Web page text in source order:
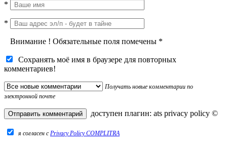
*
*
Внимание ! Обязательные поля помечены *
Сохранять моё имя в браузере для повторных
комментариев!
Получать новые комментарии по
электронной почте
доступен плагин: ats privacy policy ©
я согласен c Privacy Policy COMPLITRA